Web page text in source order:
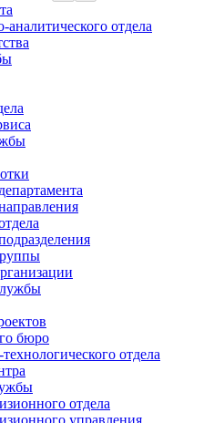
отдела
бюро
отдела
отдела
управления